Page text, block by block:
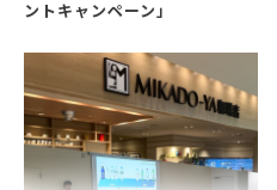
ントキャンペーン」